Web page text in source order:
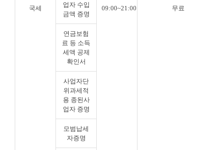
국세 09:00~21:00 무료
업자 수입
금액 증명
연금보험
료 등 소득
세액 공제
확인서
사업자단
위과세적
용 종된사
업자 증명
모범납세
자증명